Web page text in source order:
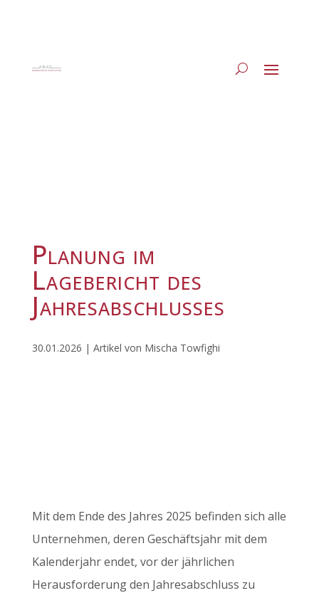
Planung im
Lagebericht des
Jahresabschlusses
30.01.2026 | Artikel von Mischa Towfighi
Mit dem Ende des Jahres 2025 befinden sich alle
Unternehmen, deren Geschäftsjahr mit dem
Kalenderjahr endet, vor der jährlichen
Herausforderung den Jahresabschluss zu